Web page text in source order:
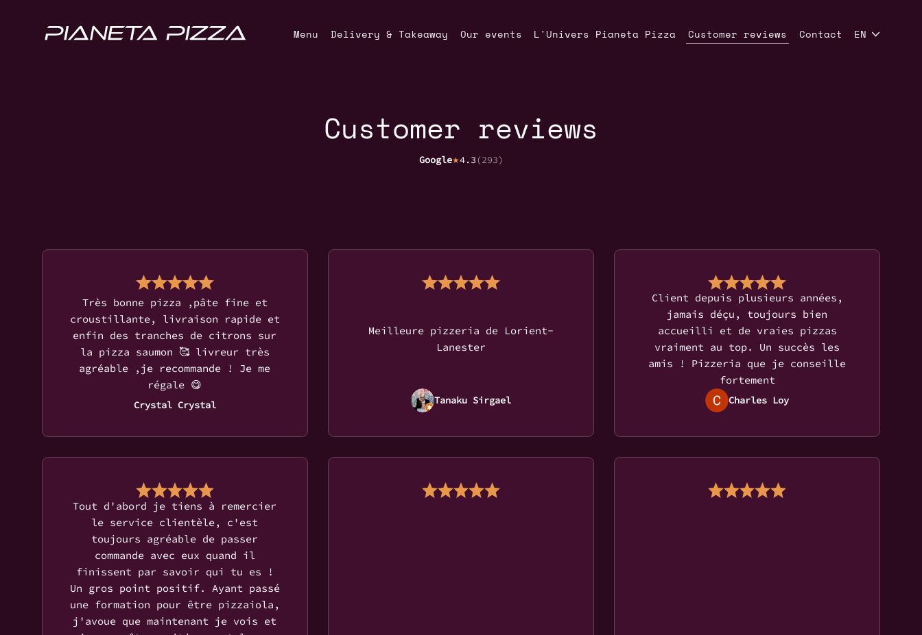
Menu Delivery & Takeaway Our events L'Univers Pianeta Pizza Customer reviews Contact EN
Customer reviews
Google★4.3 (293)
Très bonne pizza ,pâte fine et
croustillante, livraison rapide et
enfin des tranches de citrons sur
la pizza saumon 🥰 livreur très
agréable ,je recommande ! Je me
régale 😋
Crystal Crystal
Meilleure pizzeria de Lorient-
Lanester
Tanaku Sirgael
Client depuis plusieurs années,
jamais déçu, toujours bien
accueilli et de vraies pizzas
vraiment au top. Un succès les
amis ! Pizzeria que je conseille
fortement
Charles Loy
Tout d'abord je tiens à remercier
le service clientèle, c'est
toujours agréable de passer
commande avec eux quand il
finissent par savoir qui tu es !
Un gros point positif. Ayant passé
une formation pour être pizzaiola,
j'avoue que maintenant je vois et